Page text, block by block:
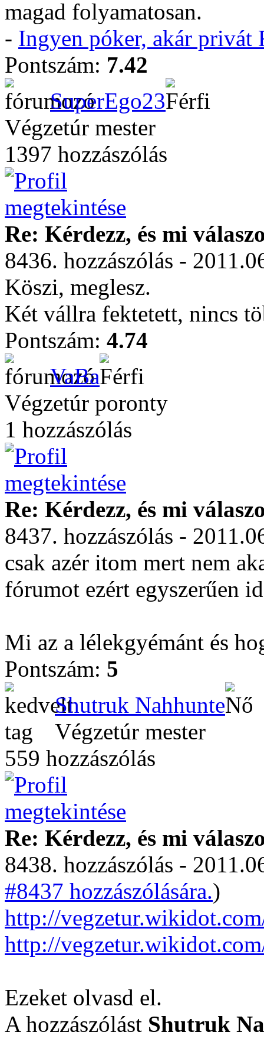
magad folyamatosan.
- Ingyen póker, akár privát
Pontszám: 7.42
SuperEgo23
Végzetúr mester
1397 hozzászólás
Re: Kérdezz, és mi
8436. hozzászólás -
Köszi, meglesz.
Két vállra fektetett, nincs
Pontszám: 4.74
VaBa
Végzetúr poronty
1 hozzászólás
Re: Kérdezz, és mi
8437. hozzászólás -
csak azér itom mert nem
fórumot ezért egyszerűen
Mi az a lélekgyémánt és
Pontszám: 5
Shutruk Nahhunte
Végzetúr mester
559 hozzászólás
Re: Kérdezz, és mi
8438. hozzászólás -
#8437 hozzászólására.)
http://
http://
Ezeket olvasd el.
A hozzászólást Shutruk